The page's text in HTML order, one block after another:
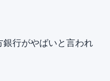
行がやばいと言われ